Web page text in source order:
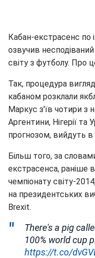
Кабан-екстрасенс по
озвучив
світу з футболу. Про
Так, процедура
кабаном розклали
Маркус з'їв чотири з
Аргентини, Нігерії та
прогнозом, вийдуть в
Більш того, за
екстрасенса, раніше
чемпіонату світу-
на президентських
Brexit.
There's a pig
100% world cup
https://t.co/